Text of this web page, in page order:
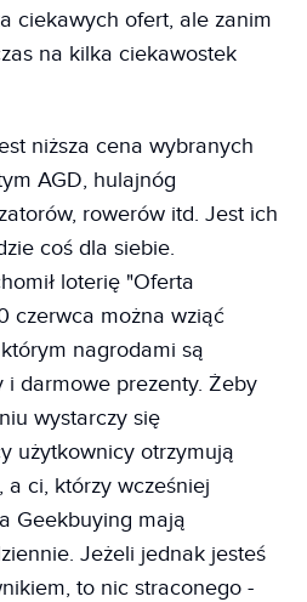
ciekawych ofert, ale zanim
na kilka ciekawostek
niższa cena wybranych
AGD, hulajnóg
rowerów itd. Jest ich
coś dla siebie.
loterię "Oferta
czerwca można wziąć
nagrodami są
darmowe prezenty. Żeby
wystarczy się
użytkownicy otrzymują
a ci, którzy wcześniej
Geekbuying mają
Jeżeli jednak jesteś
to nic straconego -